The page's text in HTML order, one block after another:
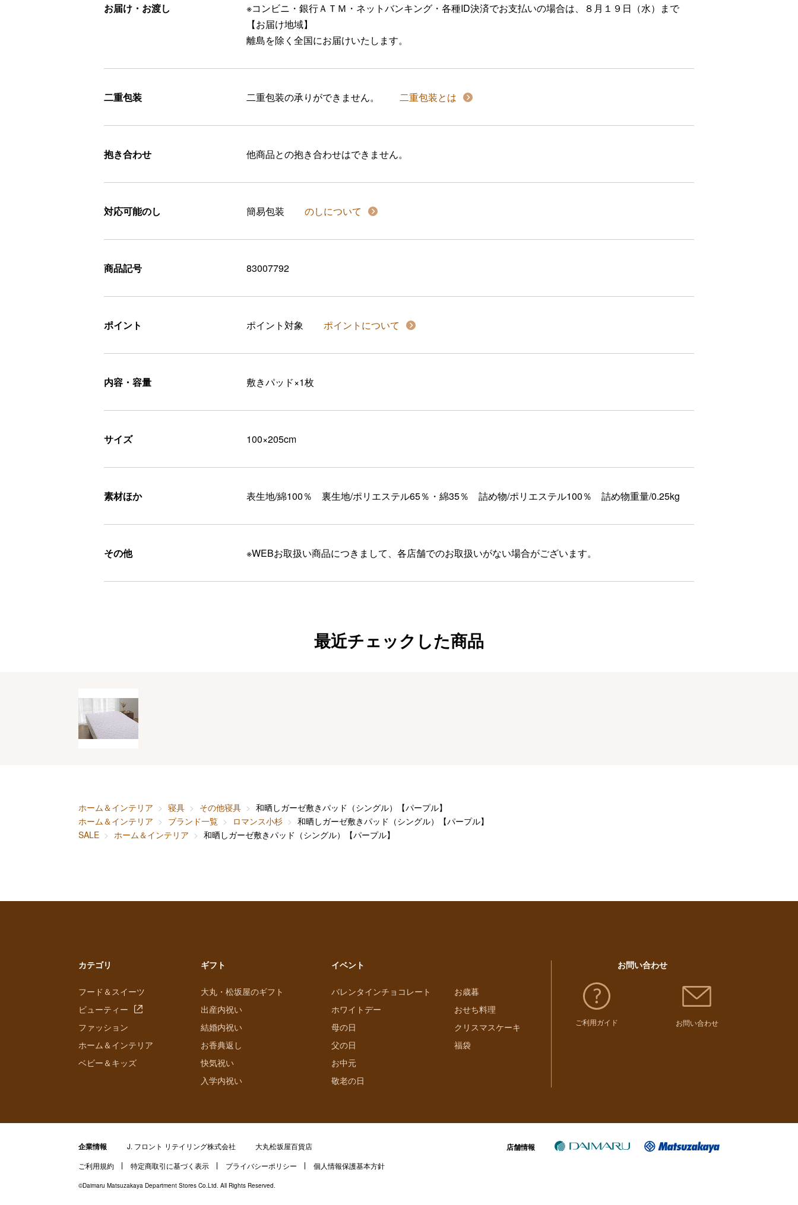
お届け・お渡し
※コンビニ・銀行ＡＴＭ・ネットバンキング・各種ID決済でお支払いの場合は、８月１９日（水）まで
【お届け地域】
離島を除く全国にお届けいたします。
二重包装 二重包装の承りができません。 二重包装とは
抱き合わせ 他商品との抱き合わせはできません。
対応可能のし 簡易包装 のしについて
商品記号 83007792
ポイント ポイント対象 ポイントについて
内容・容量 敷きパッド×1枚
サイズ 100×205cm
素材ほか 表生地/綿100％ 裏生地/ポリエステル65％・綿35％ 詰め物/ポリエステル100％ 詰め物重量/0.25kg
その他 ※WEBお取扱い商品につきまして、各店舗でのお取扱いがない場合がございます。
最近チェックした商品
ホーム＆インテリア 寝具 その他寝具
和晒しガーゼ敷きパッド（シングル）【パープル】
ホーム＆インテリア
ブランド一覧 ロマンス小杉
和晒しガーゼ敷きパッド（シングル）【パープル】
SALE
ホーム＆インテリア 和晒しガーゼ敷きパッド（シングル）【パープル】
カテゴリ
フード＆スイーツ
ビューティー
ファッション
ホーム＆インテリア
ベビー＆キッズ
ギフト
大丸・松坂屋のギフト
出産内祝い
結婚内祝い
お香典返し
快気祝い
入学内祝い
イベント
バレンタインチョコレート
ホワイトデー
母の日
父の日
お中元
敬老の日
お歳暮
おせち料理
クリスマスケーキ
福袋
お問い合わせ
ご利用ガイド お問い合わせ
企業情報 J. フロント リテイリング株式会社 大丸松坂屋百貨店 店舗情報
ご利用規約 特定商取引に基づく表示 プライバシーポリシー 個人情報保護基本方針
©Daimaru Matsuzakaya Department Stores Co.Ltd. All Rights Reserved.